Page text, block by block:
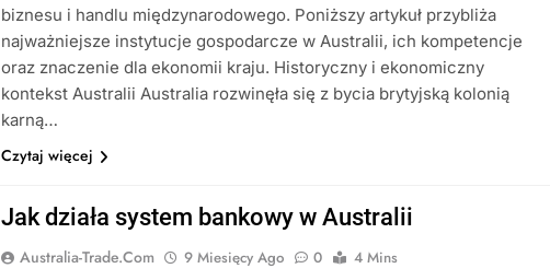
biznesu i handlu międzynarodowego. Poniższy artykuł przybliża
najważniejsze instytucje gospodarcze w Australii, ich kompetencje
oraz znaczenie dla ekonomii kraju. Historyczny i ekonomiczny
kontekst Australii Australia rozwinęła się z bycia brytyjską kolonią
karną…
Czytaj więcej
Jak działa system bankowy w Australii
Australia-Trade.com 9 Miesięcy Ago 0
4 Mins